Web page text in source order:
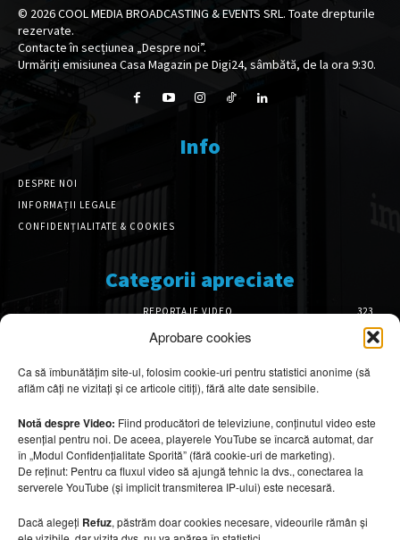
Aprobare cookies
Ca să îmbunătățim site-ul, folosim cookie-uri pentru statistici anonime (să
aflăm câți ne vizitați și ce articole citiți), fără alte date sensibile.
Notă despre Video: Fiind producători de televiziune, conținutul video este
esențial pentru noi. De aceea, playerele YouTube se încarcă automat, dar
în „Modul Confidențialitate Sporită” (fără cookie-uri de marketing).
De reținut: Pentru ca fluxul video să ajungă tehnic la dvs., conectarea la
serverele YouTube (și implicit transmiterea IP-ului) este necesară.
Dacă alegeți Refuz, păstrăm doar cookies necesare, videourile rămân și
© 2026COOL MEDIA BROADCASTING & EVENTS SRL. Toate drepturile
rezervate.
Contacte în secțiunea „Despre noi”.
Urmăriți emisiunea Casa Magazin pe Digi24, sâmbătă, de la ora 9:30.
Info
DESPRE NOI
INFORMAȚII LEGALE
CONFIDENȚIALITATE & COOKIES
Categorii apreciate
REPORTAJE VIDEO
323
AMENAJĂRI INTERIOARE
126
DESIGN INTERIOR
64
ARHITECTURĂ & DESIGN
OPINII & ANALIZE
43
Articole recomandate
Cele mai impresionante cabane moderne
7 august 2026